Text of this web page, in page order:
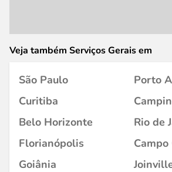
Veja também Serviços Gerais em
São Paulo
Porto
Curitiba
Belo Horizonte
Rio de
Florianópolis
Campo
Goiânia